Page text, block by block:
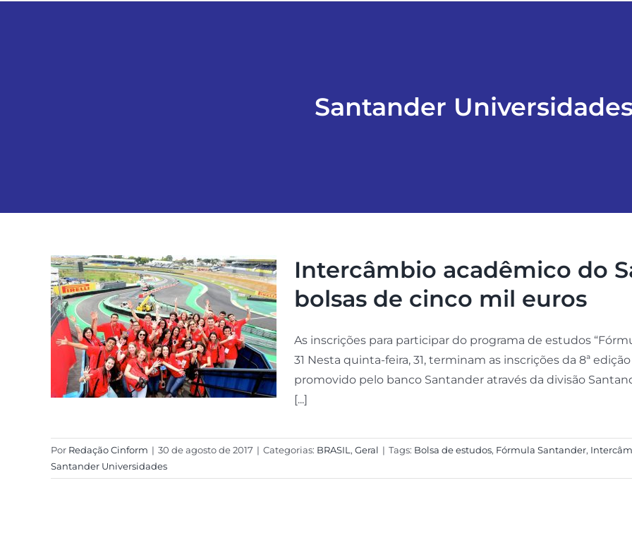
Santander
Intercâmbio acadêmico do
bolsas de cinco mil euros
As inscrições para participar do programa de estudos
31 Nesta quinta-feira, 31, terminam as inscrições da 8ª
promovido pelo banco Santander através da divisão
[...]
Por Redação Cinform | 30 de agosto de 2017 | Categorias: BRASIL , Geral | Tags: Bolsa de estudos, Fórmula Santander,
Santander Universidades